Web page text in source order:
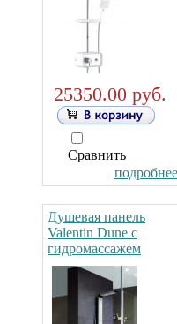
25350.00 руб.
Сравнить
Душевая панель
Valentin Dune с
гидромассажем